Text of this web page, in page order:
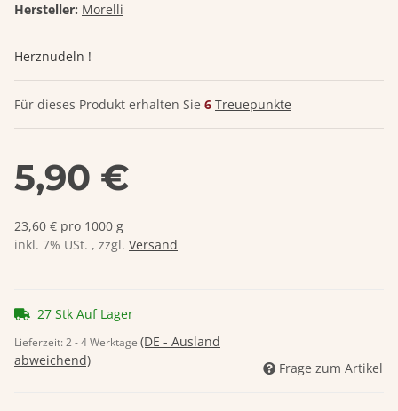
Hersteller: Morelli
Herznudeln !
Für dieses Produkt erhalten Sie 6 Treuepunkte
5,90 €
23,60 € pro 1000 g
inkl. 7% USt. , zzgl. Versand
27 Stk Auf Lager
Lieferzeit: 2 - 4 Werktage (DE - Ausland
abweichend)
Frage zum Artikel